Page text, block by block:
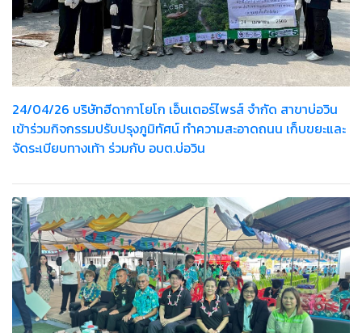
24/04/26 บริษัทฮีดากาโยโก เอ็นเตอร์ไพรส์ จำกัด สาขาบ่อวิน
เข้าร่วมกิจกรรมปรับปรุงภูมิทัศน์ ทำความสะอาดถนน เก็บขยะและ
จัดระเบียบทางเท้า ร่วมกับ อบต.บ่อวิน